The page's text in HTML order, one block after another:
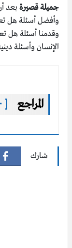
جميلة قصيرة بعد
وأفضل أسئلة هل
وقدمنا أسئلة هل
الإنسان وأسئلة
المراجع ]
شارك